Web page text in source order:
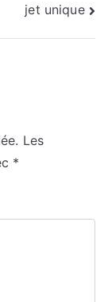
jet unique
Les
*